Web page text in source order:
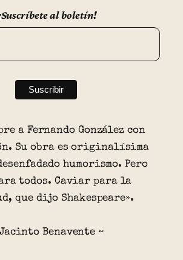
al boletín!
a Fernando González con
Su obra es originalísima
humorismo. Pero
todos. Caviar para la
que dijo Shakespeare».
Benavente ~